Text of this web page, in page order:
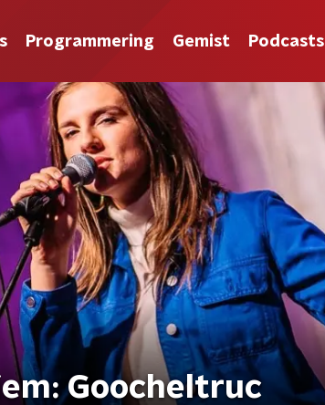
Programmering Gemist Podcasts
Goocheltruc